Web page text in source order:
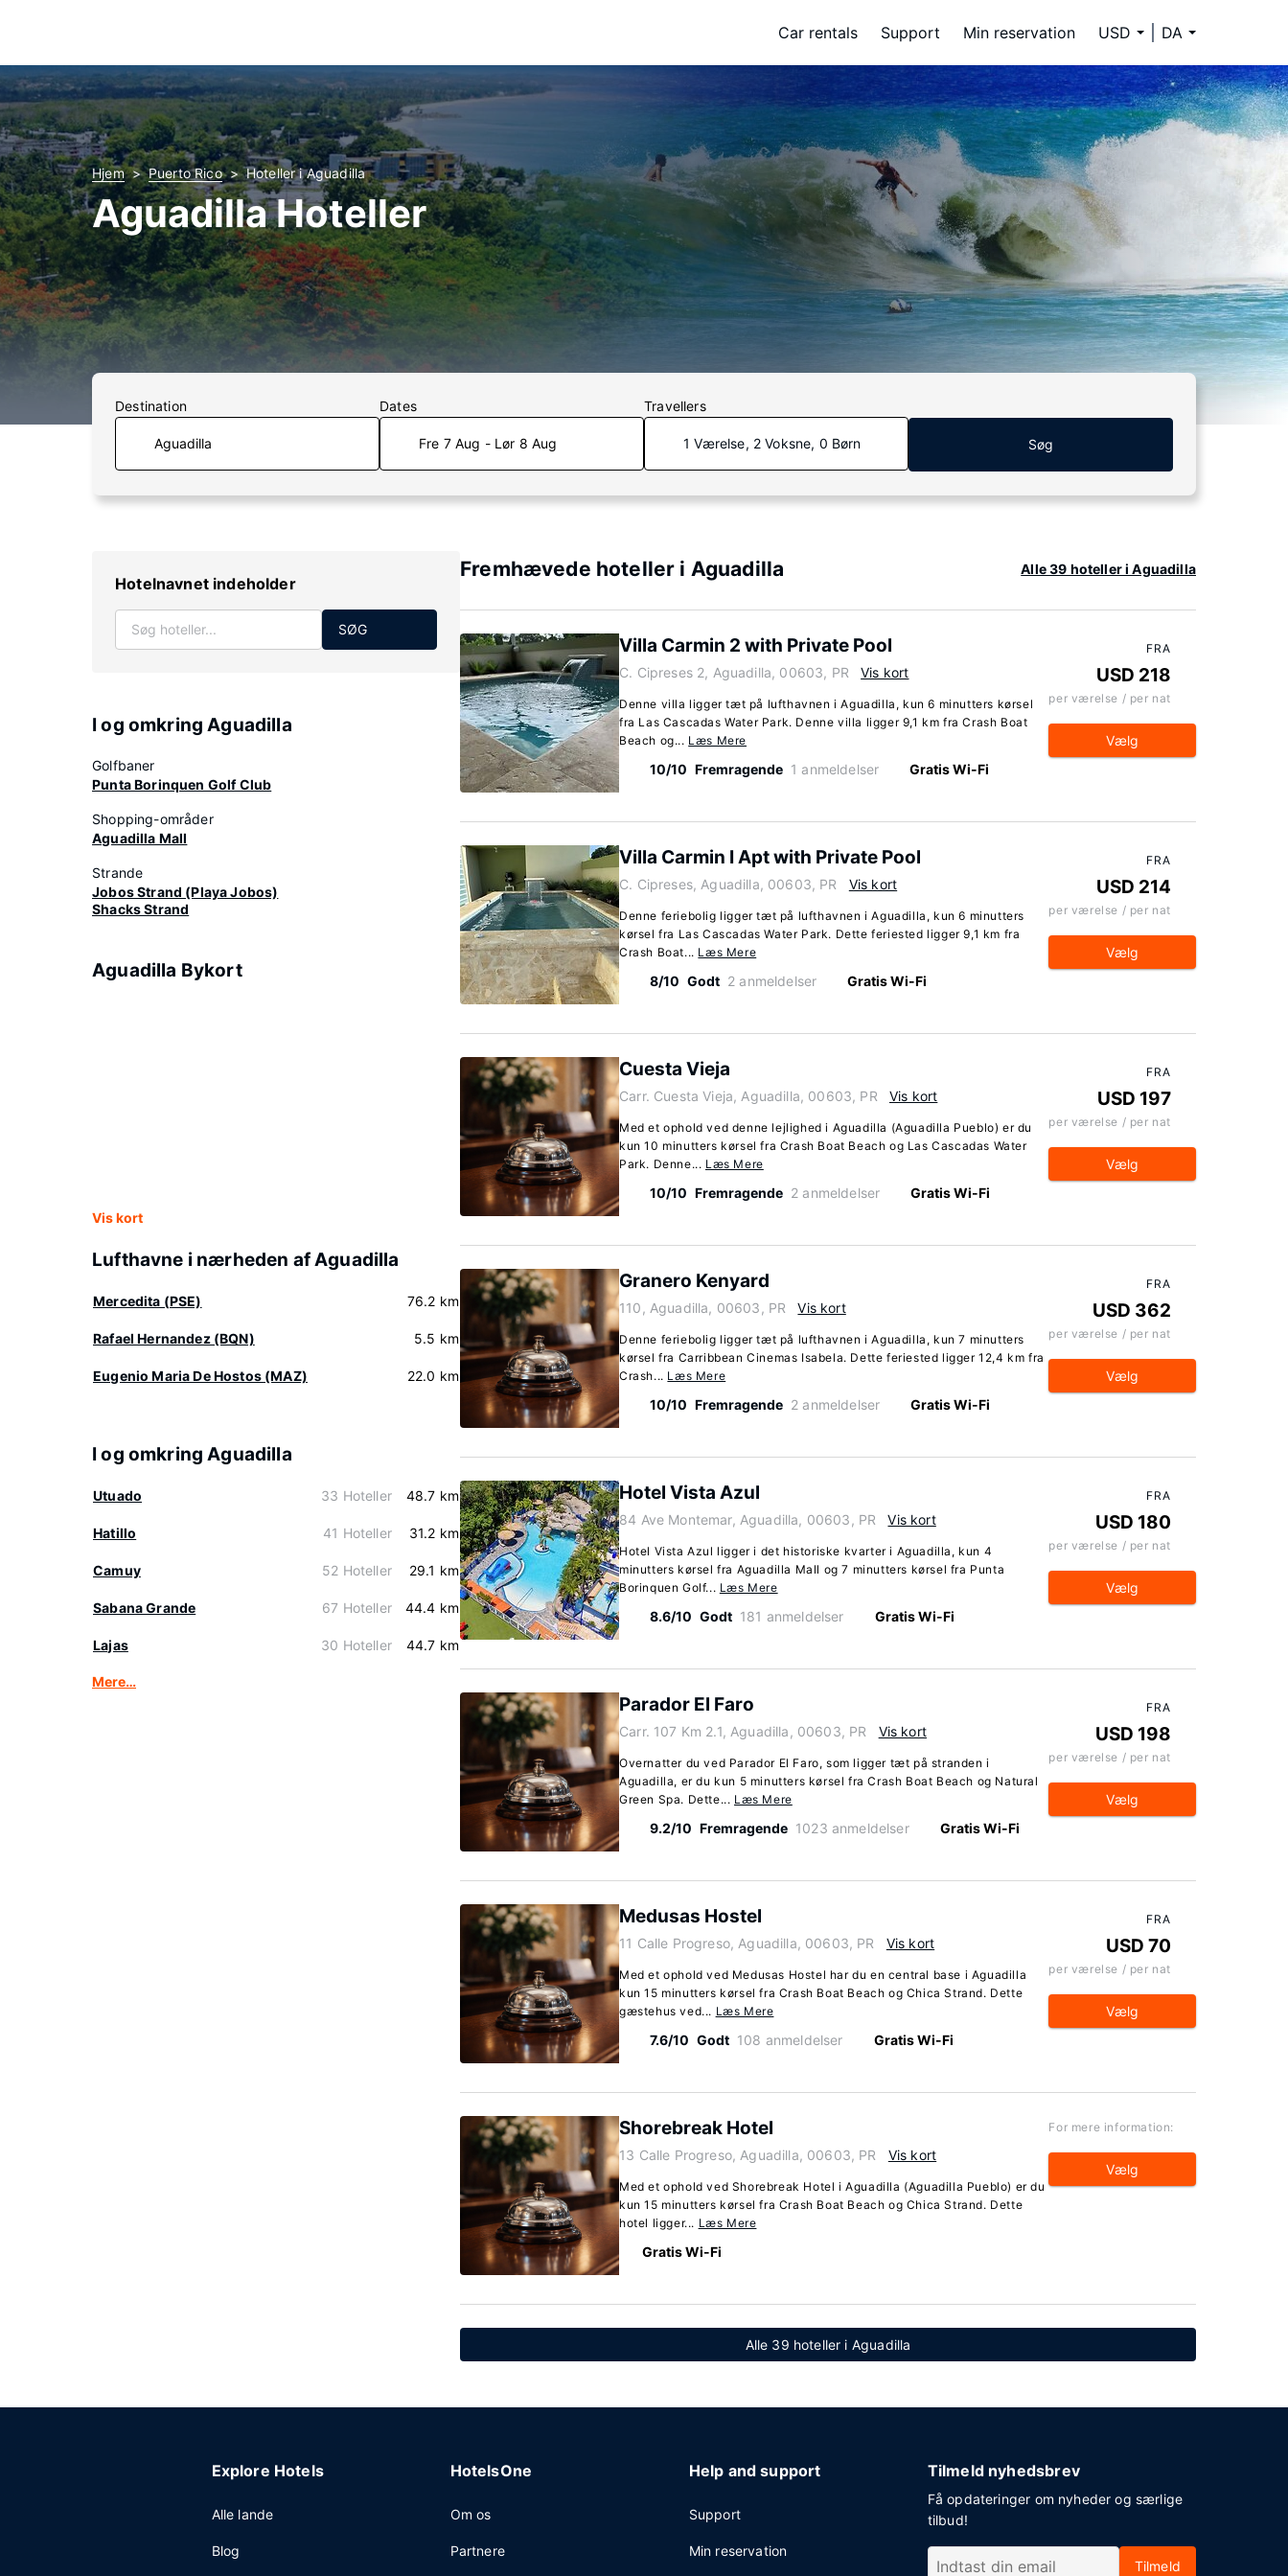
Car rentals Support Min reservation USD DA
Hjem Puerto Rico Hoteller i Aguadilla
Aguadilla Hoteller
Destination Dates
Fre 7 Aug - Lør 8 Aug
Travellers
1 Værelse, 2 Voksne, 0 Børn Søg
Hotelnavnet indeholder
SØG
I og omkring Aguadilla
Golfbaner
Punta Borinquen Golf Club
Shopping-områder
Aguadilla Mall
Strande
Jobos Strand (Playa Jobos)
Shacks Strand
Aguadilla Bykort
Vis kort
Lufthavne i nærheden af Aguadilla
Mercedita (PSE) 76.2 km
Rafael Hernandez (BQN) 5.5 km
Eugenio Maria De Hostos (MAZ) 22.0 km
I og omkring Aguadilla
Utuado 33 Hoteller 48.7 km
Hatillo 41 Hoteller 31.2 km
Camuy 52 Hoteller 29.1 km
Sabana Grande 67 Hoteller 44.4 km
Lajas 30 Hoteller 44.7 km
Mere…
Fremhævede hoteller i Aguadilla Alle 39 hoteller i Aguadilla
Villa Carmin 2 with Private Pool
C. Cipreses 2, Aguadilla, 00603, PR Vis kort
Denne villa ligger tæt på lufthavnen i Aguadilla, kun 6 minutters kørsel
fra Las Cascadas Water Park. Denne villa ligger 9,1 km fra Crash Boat
Beach og... Læs Mere
10/10 Fremragende 1 anmeldelser Gratis Wi-Fi
FRA
USD 218
per værelse / per nat
Vælg
Villa Carmin I Apt with Private Pool
C. Cipreses, Aguadilla, 00603, PR Vis kort
Denne feriebolig ligger tæt på lufthavnen i Aguadilla, kun 6 minutters
kørsel fra Las Cascadas Water Park. Dette feriested ligger 9,1 km fra
Crash Boat... Læs Mere
8/10 Godt 2 anmeldelser Gratis Wi-Fi
FRA
USD 214
per værelse / per nat
Vælg
Cuesta Vieja
Carr. Cuesta Vieja, Aguadilla, 00603, PR Vis kort
Med et ophold ved denne lejlighed i Aguadilla (Aguadilla Pueblo) er du
kun 10 minutters kørsel fra Crash Boat Beach og Las Cascadas Water
Park. Denne... Læs Mere
10/10 Fremragende 2 anmeldelser Gratis Wi-Fi
FRA
USD 197
per værelse / per nat
Vælg
Granero Kenyard
110, Aguadilla, 00603, PR Vis kort
Denne feriebolig ligger tæt på lufthavnen i Aguadilla, kun 7 minutters
kørsel fra Carribbean Cinemas Isabela. Dette feriested ligger 12,4 km fra
Crash... Læs Mere
10/10 Fremragende 2 anmeldelser Gratis Wi-Fi
FRA
USD 362
per værelse / per nat
Vælg
Hotel Vista Azul
84 Ave Montemar, Aguadilla, 00603, PR Vis kort
Hotel Vista Azul ligger i det historiske kvarter i Aguadilla, kun 4
minutters kørsel fra Aguadilla Mall og 7 minutters kørsel fra Punta
Borinquen Golf... Læs Mere
8.6/10 Godt 181 anmeldelser Gratis Wi-Fi
FRA
USD 180
per værelse / per nat
Vælg
Parador El Faro
Carr. 107 Km 2.1, Aguadilla, 00603, PR Vis kort
Overnatter du ved Parador El Faro, som ligger tæt på stranden i
Aguadilla, er du kun 5 minutters kørsel fra Crash Boat Beach og Natural
Green Spa. Dette... Læs Mere
9.2/10 Fremragende 1023 anmeldelser Gratis Wi-Fi
FRA
USD 198
per værelse / per nat
Vælg
Medusas Hostel
11 Calle Progreso, Aguadilla, 00603, PR Vis kort
Med et ophold ved Medusas Hostel har du en central base i Aguadilla
kun 15 minutters kørsel fra Crash Boat Beach og Chica Strand. Dette
gæstehus ved... Læs Mere
7.6/10 Godt 108 anmeldelser Gratis Wi-Fi
FRA
USD 70
per værelse / per nat
Vælg
Shorebreak Hotel
13 Calle Progreso, Aguadilla, 00603, PR Vis kort
Med et ophold ved Shorebreak Hotel i Aguadilla (Aguadilla Pueblo) er du
kun 15 minutters kørsel fra Crash Boat Beach og Chica Strand. Dette
hotel ligger... Læs Mere
Gratis Wi-Fi
For mere information:
Vælg
Alle 39 hoteller i Aguadilla
Explore Hotels
Alle lande
Blog
HotelsOne
Om os
Partnere
Help and support
Support
Min reservation
Tilmeld nyhedsbrev
Få opdateringer om nyheder og særlige
tilbud!
Tilmeld